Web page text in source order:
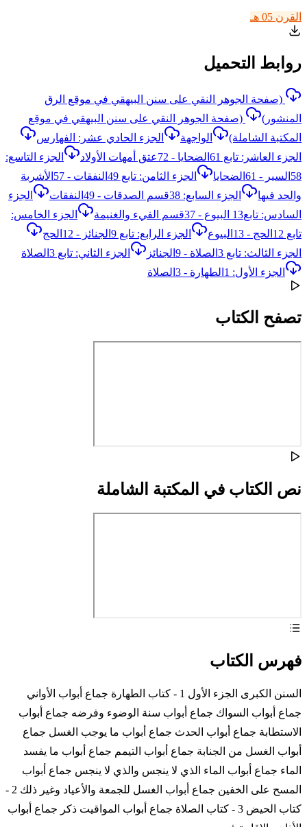
القرن 05 هـ
روابط التحميل
(صفحة الجوهر النقي على سنن البيهقي في موقع الرق
المنشور)
(صفحة الجوهر النقي على سنن البيهقي في موقع
المكتبة الشاملة)
الواجهة
الجزء الحادي عشر: الفهارس
الجزء العاشر: تابع 61الضحايا - 72عتق أمهات الأولاد
الجزء التاسع:
58السير - 61الضحايا
الجزء الثامن: تابع 49النفقات - 57الأشربة
والحد فيها
الجزء السابع: 38قسم الصدقات - 49النفقات
الجزء
السادس: تابع13 البيوع - 37قسم الفيء والغنيمة
الجزء الخامس:
تابع 12الحج - 13البيوع
الجزء الرابع: تابع 9الجنائز - 12الحج
الجزء الثالث: تابع 3الصلاة - 9الجنائز
الجزء الثاني: تابع 3الصلاة
الجزء الأول: 1الطهارة - 3الصلاة
تصفح الكتاب
نص الكتاب في المكتبة الشاملة
فهرس الكتاب
السنن الكبرى الجزء الأول 1 - كتاب الطهارة جماع أبواب الأواني
جماع أبواب السواك جماع أبواب سنة الوضوء وفرضه جماع أبواب
الاستطابة جماع أبواب الحدث جماع أبواب ما يوجب الغسل جماع
أبواب الغسل من الجنابة جماع أبواب التيمم جماع أبواب ما يفسد
الماء جماع أبواب الماء الذي لا ينجس والذي لا ينجس جماع أبواب
المسح على الخفين جماع أبواب الغسل للجمعة والأعياد وغير ذلك 2 -
كتاب الحيض 3 - كتاب الصلاة جماع أبواب المواقيت ذكر جماع أبواب